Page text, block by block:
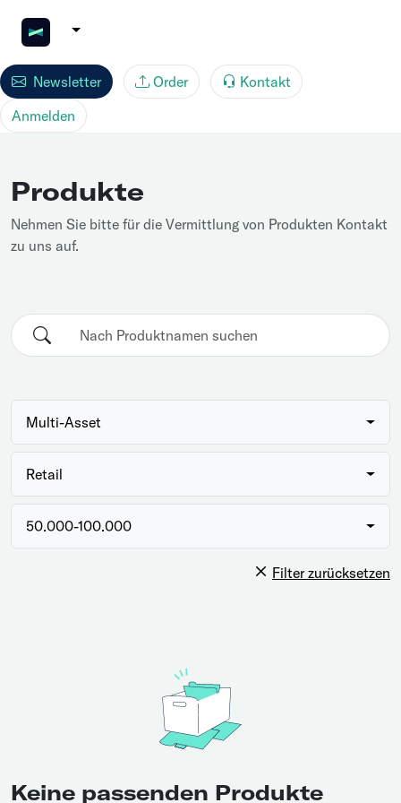
Newsletter Order
Kontakt
Anmelden
Produkte
Nehmen Sie bitte für die Vermittlung von Produkten Kontakt
zu uns auf.
Multi-Asset
Retail
50.000-100.000
Filter zurücksetzen
Keine passenden Produkte